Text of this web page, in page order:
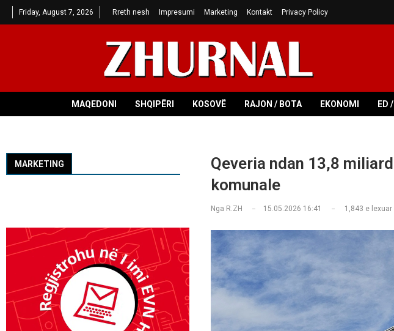
Friday, August 7, 2026 Rreth nesh Impresumi Marketing Kontakt Privacy Policy
MAQEDONI SHQIPËRI KOSOVË RAJON / BOTA EKONOMI ED
Qeveria ndan 13,8
komunale
Nga R.ZH 15.05.2026 16:41 1,843 e lexuar
MARKETING